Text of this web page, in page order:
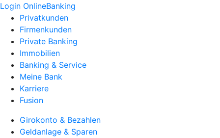
Login OnlineBanking
Privatkunden
Firmenkunden
Private Banking
Immobilien
Banking & Service
Meine Bank
Karriere
Fusion
Girokonto & Bezahlen
Geldanlage & Sparen